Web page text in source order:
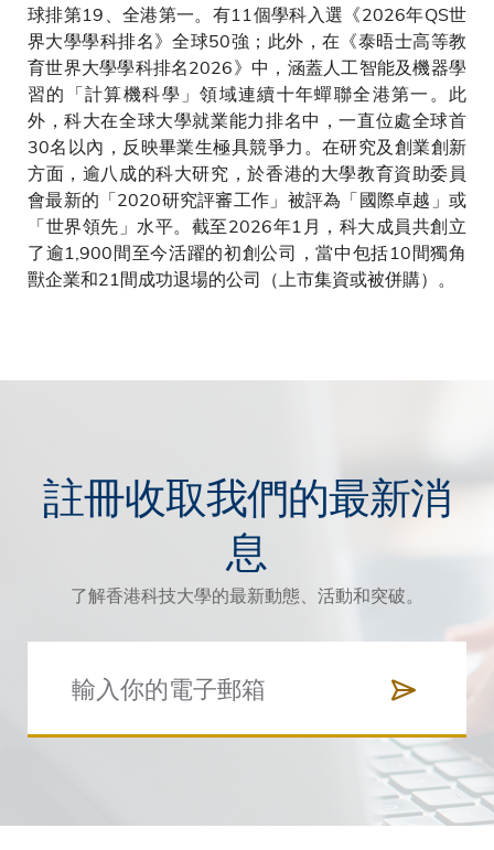
球排第19、全港第一。有11個學科入選《2026年QS世
界大學學科排名》全球50強；此外，在《泰晤士高等教
育世界大學學科排名2026》中，涵蓋人工智能及機器學
習的「計算機科學」領域連續十年蟬聯全港第一。此
外，科大在全球大學就業能力排名中，一直位處全球首
30名以內，反映畢業生極具競爭力。在研究及創業創新
方面，逾八成的科大研究，於香港的大學教育資助委員
會最新的「2020研究評審工作」被評為「國際卓越」或
「世界領先」水平。截至2026年1月，科大成員共創立
了逾1,900間至今活躍的初創公司，當中包括10間獨角
獸企業和21間成功退場的公司（上市集資或被併購）。
註冊收取我們的最新消
息
了解香港科技大學的最新動態、活動和突破。